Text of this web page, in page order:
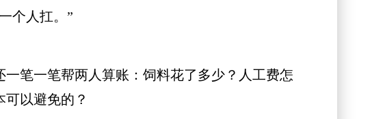
个人扛。”
笔一笔帮两人算账：饲料花了多少？人工费怎
以避免的？